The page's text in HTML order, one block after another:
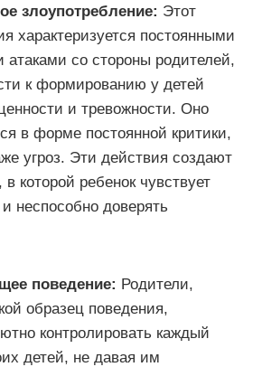
злоупотребление: Этот
характеризуется постоянными
со стороны родителей,
к формированию у детей
и тревожности. Оно
в форме постоянной критики,
угроз. Эти действия создают
которой ребенок чувствует
неспособно доверять
поведение: Родители,
образец поведения,
контролировать каждый
детей, не давая им